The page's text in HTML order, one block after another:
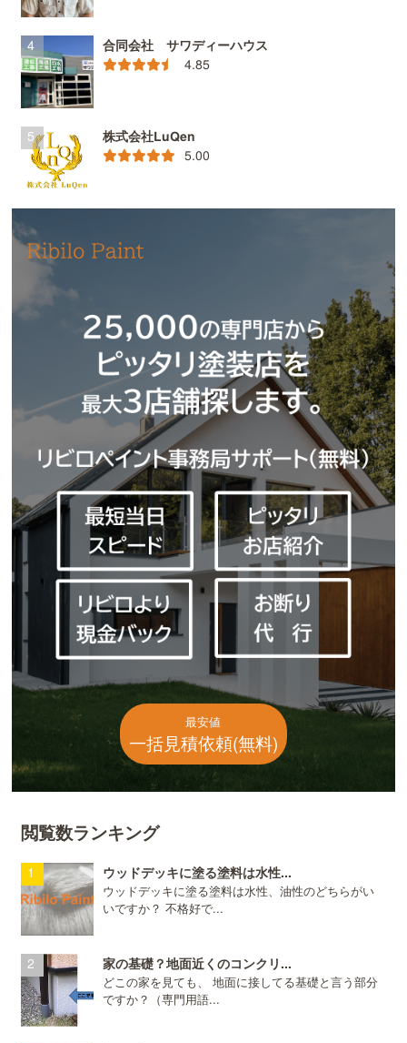
合同会社 サワディーハウス
4.85
株式会社LuQen
5.00
最安値
一括見積依頼(無料)
閲覧数ランキング
ウッドデッキに塗る塗料は水性...
ウッドデッキに塗る塗料は水性、油性のどちらがい
いですか？ 不格好で...
家の基礎？地面近くのコンクリ...
どこの家を見ても、 地面に接してる基礎と言う部分
ですか？（専門用語...